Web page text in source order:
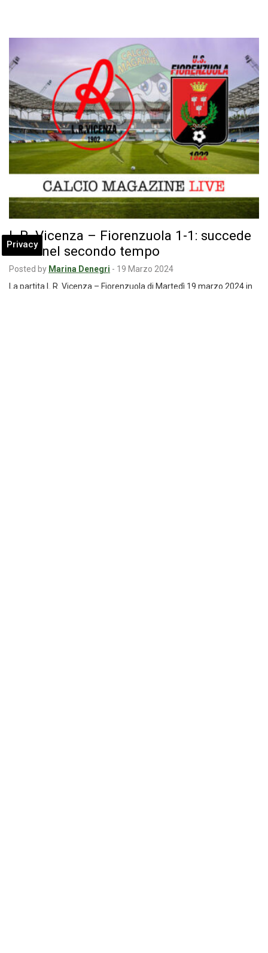
L.R. Vicenza – Fiorenzuola 1-1: succede
tutto nel secondo tempo
Posted by Marina Denegri - 19 Marzo 2024
La partita L.R. Vicenza – Fiorenzuola di Martedì 19 marzo 2024 in
Privacy